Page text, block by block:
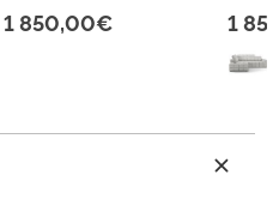
1 850,00€ 1